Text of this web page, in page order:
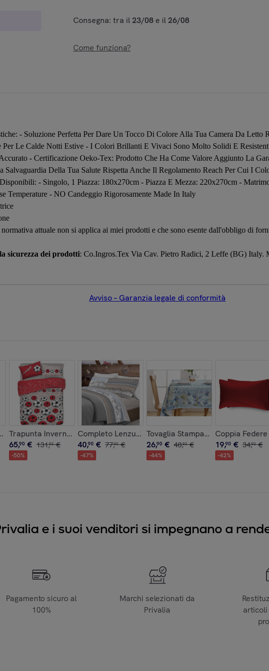
Consegna: tra il 23/08 e il 26/08
Come funziona?
- Soluzione Perfetta Per Dare Un Tocco Di Colore Alla Tua Camera Da Letto
Per Le Calde Notti Estive - I Colori Brillanti E Vivaci Sono Molto Solidi E
- Certificazione Oeko-Tex: Prodotto Che Ha Come Valore Aggiunto La
Salvaguardia Della Tua Salute Rispetta Anche Il Regolamento Reach Per Cui I
- Singolo, 1 Piazza: 180x270cm - Piazza E Mezza: 220x270cm -
Temperature - NO Candeggio Rigorosamente Made In Italy
attuale non si applica ai miei prodotti e che sono esente dall'obbligo di
sicurezza dei prodotti: Co.Ingros.Tex Via Cav. Pietro Radici, 2 Leffe (BG) Italy.
Avviso – Garanzia legale di conformità
3027 Rosa Azzurro
Telescopico
Trapunta Invernale 300gr Calcio Rosso
65,90 € 131,90 €
-50%
Completo Lenzuola Flanella Inverno Polare Beige
40,90 € 77,90 €
-47%
Tovaglia Stampa Digitale 100%
26,90 € 48,90 €
-44%
Coppia
19,90 € 34,90 €
-42%
e i suoi venditori si impegnano a
Pagamento sicuro al
100%
Marchi selezionati da
Privalia
articoli